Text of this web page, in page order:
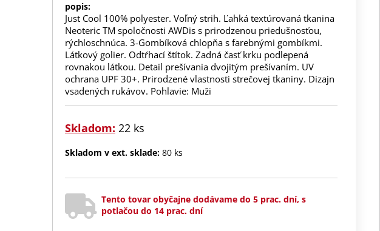
popis:
Just Cool 100% polyester. Voľný strih. Ľahká textúrovaná tkanina
Neoteric TM spoločnosti AWDis s prirodzenou priedušnosťou,
rýchloschnúca. 3-Gombíková chlopňa s farebnými gombíkmi.
Látkový golier. Odtŕhací štítok. Zadná časť krku podlepená
rovnakou látkou. Detail prešívania dvojitým prešívaním. UV
ochrana UPF 30+. Prirodzené vlastnosti strečovej tkaniny. Dizajn
vsadených rukávov. Pohlavie: Muži
Skladom: 22 ks
Skladom v ext. sklade: 80 ks
Tento tovar obyčajne dodávame do 5 prac. dní, s
potlačou do 14 prac. dní